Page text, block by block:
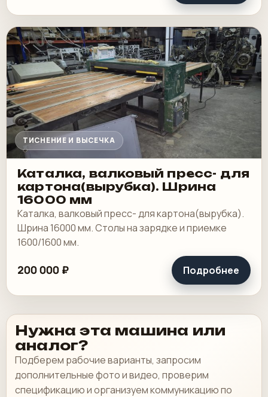
ТИСНЕНИЕ И ВЫСЕЧКА
Каталка, валковый пресс- для
картона(вырубка). Шрина
16000 мм
Каталка, валковый пресс- для картона(вырубка).
Шрина 16000 мм. Столы на зарядке и приемке
1600/1600 мм.
200 000 ₽ Подробнее
Нужна эта машина или
аналог?
Подберем рабочие варианты, запросим
дополнительные фото и видео, проверим
спецификацию и организуем коммуникацию по